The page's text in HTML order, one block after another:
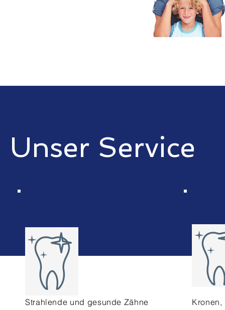
Unser Service
Strahlende und gesunde Zähne
Kronen,